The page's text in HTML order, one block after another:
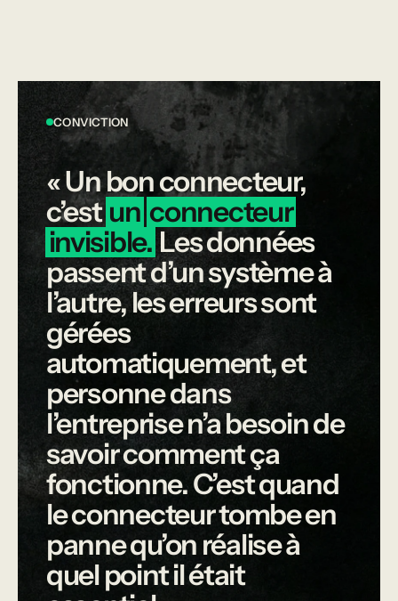
CONVICTION
«Unbonconnecteur,
c’est un connecteur
invisible. Lesdonnées
passentd’unsystèmeà
l’autre,leserreurssont
gérées
automatiquement,et
personnedans
l’entreprisen’abesoinde
savoircommentça
fonctionne.C’estquand
leconnecteurtombeen
pannequ’on réaliseà
quelpointilétait